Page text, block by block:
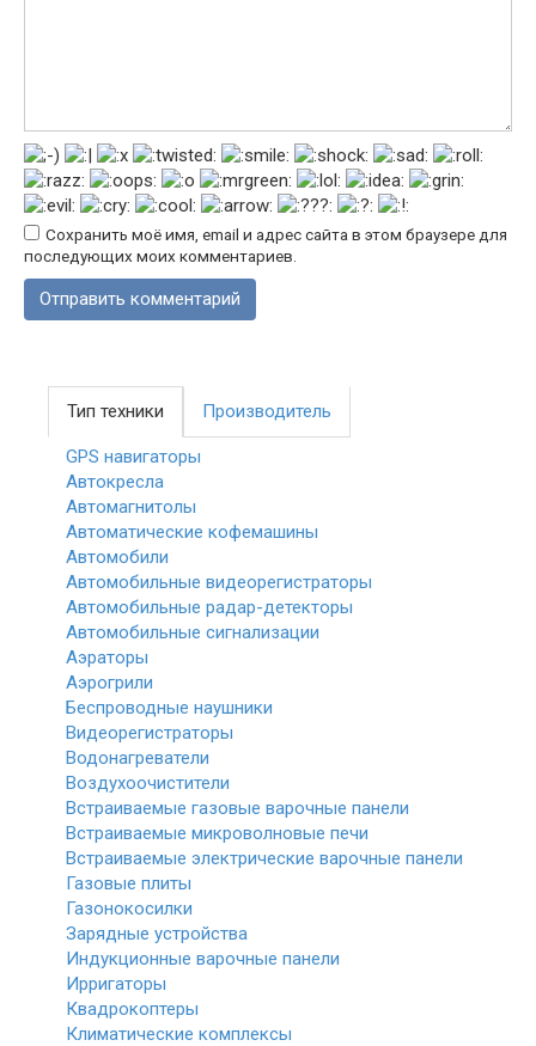
Сохранить моё имя, email и адрес сайта в этом браузере для
последующих моих комментариев.
Тип техники Производитель
GPS навигаторы
Автокресла
Автомагнитолы
Автоматические кофемашины
Автомобили
Автомобильные видеорегистраторы
Автомобильные радар-детекторы
Автомобильные сигнализации
Аэраторы
Аэрогрили
Беспроводные наушники
Видеорегистраторы
Водонагреватели
Воздухоочистители
Встраиваемые газовые варочные панели
Встраиваемые микроволновые печи
Встраиваемые электрические варочные панели
Газовые плиты
Газонокосилки
Зарядные устройства
Индукционные варочные панели
Ирригаторы
Квадрокоптеры
Климатические комплексы